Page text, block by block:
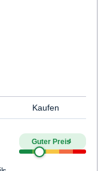
Kaufen
Guter Preis4